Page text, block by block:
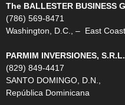
The BALLESTER BUSINESS
(786) 569-8471
Washington, D.C., – East
PARMIM INVERSIONES, S.R.L.
(829) 849-4417
SANTO DOMINGO, D.N.,
República Dominicana